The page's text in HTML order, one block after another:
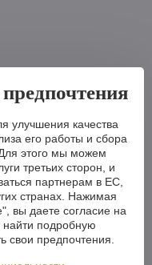
улучшения качества
его работы и сбора
этого мы можем
третьих сторон, и
партнерам в ЕС,
странах. Нажимая
вы даете согласие на
подробную
предпочтения.